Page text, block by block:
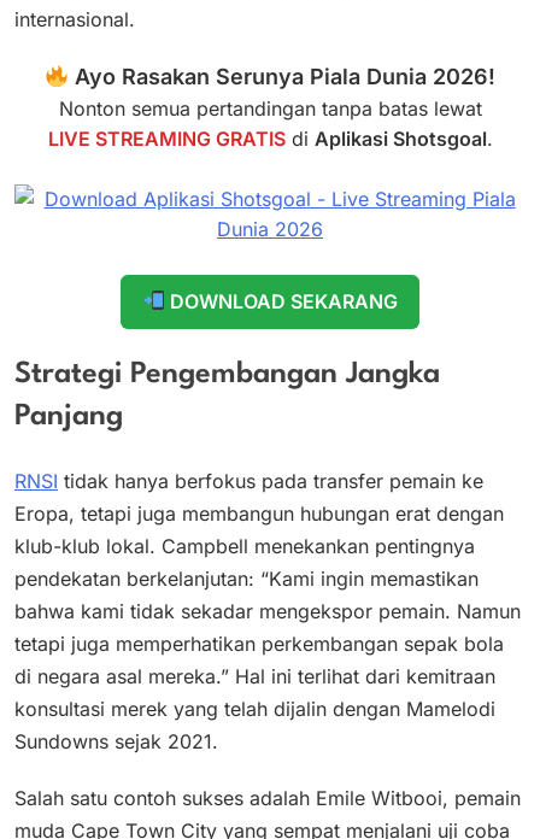
internasional.
Ayo Rasakan Serunya Piala Dunia 2026!
Nonton semua pertandingan tanpa batas lewat
LIVE STREAMING GRATISdi Aplikasi Shotsgoal.
DOWNLOAD SEKARANG
Strategi Pengembangan Jangka
Panjang
RNSI tidak hanya berfokus pada transfer pemain ke
Eropa, tetapi juga membangun hubungan erat dengan
klub-klub lokal. Campbell menekankan pentingnya
pendekatan berkelanjutan: “Kami ingin memastikan
bahwa kami tidak sekadar mengekspor pemain. Namun
tetapi juga memperhatikan perkembangan sepak bola
di negara asal mereka.” Hal ini terlihat dari kemitraan
konsultasi merek yang telah dijalin dengan Mamelodi
Sundowns sejak 2021.
Salah satu contoh sukses adalah Emile Witbooi, pemain
muda Cape Town City yang sempat menjalani uji coba